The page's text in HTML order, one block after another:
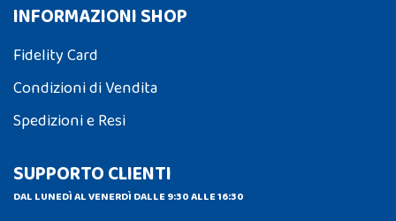
INFORMAZIONI SHOP
Fidelity Card
Condizioni di Vendita
Spedizioni e Resi
SUPPORTO CLIENTI
DAL LUNEDÌ AL VENERDÌ DALLE 9:30 ALLE 16:30